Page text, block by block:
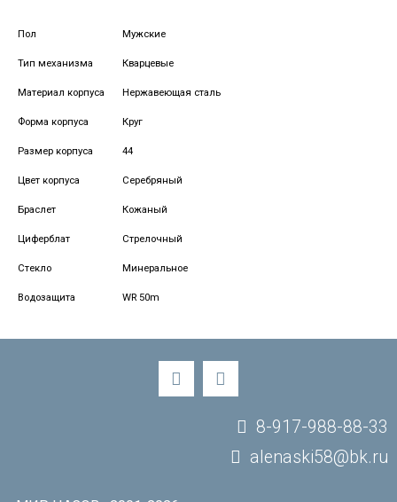
Пол Мужские
Тип механизма Кварцевые
Материал корпуса Нержавеющая сталь
Форма корпуса Круг
Размер корпуса 44
Цвет корпуса Серебряный
Браслет Кожаный
Циферблат Стрелочный
Стекло Минеральное
Водозащита WR 50m
8-917-988-88-33
alenaski58@bk.ru